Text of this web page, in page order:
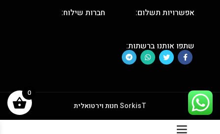
אפשרויות תשלום: חברות שילוח:
שתפו אותנו ברשתות:
SorkisTחנות וירטואלית
0